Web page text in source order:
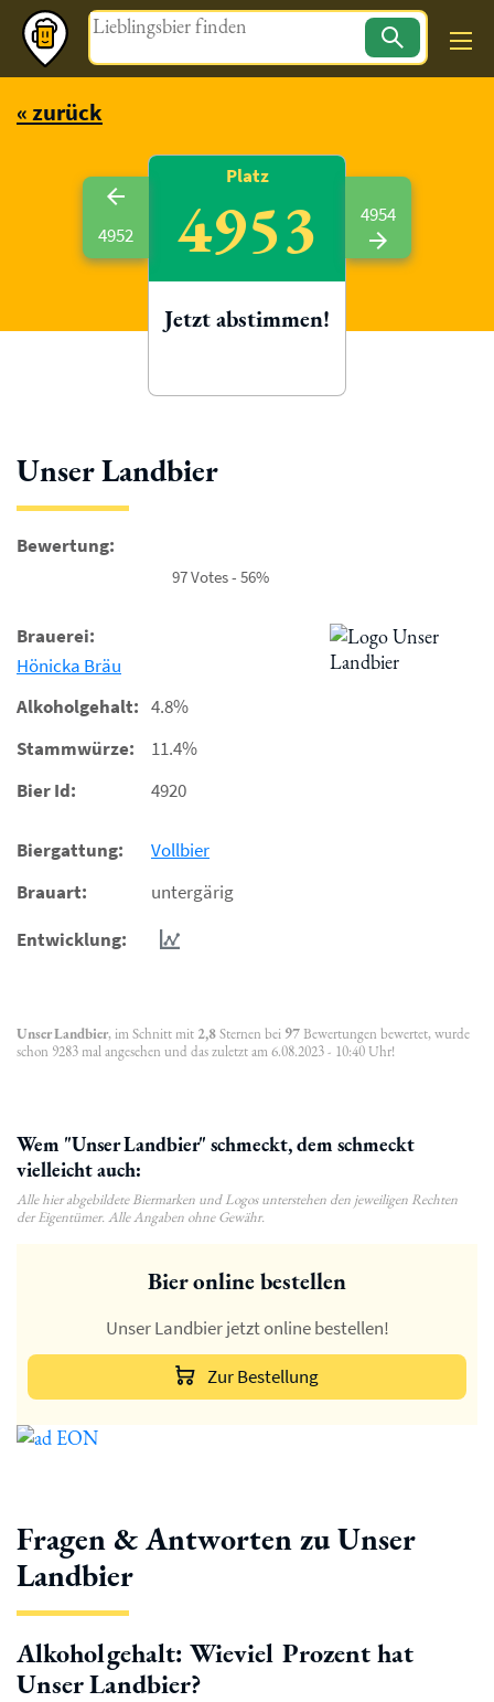
Magazin
« zurück
Unser Landbier
Bewertung:
97 Votes - 56%
Brauerei:
Hönicka Bräu
Alkoholgehalt: 4.8%
Stammwürze:
11.4%
Bier Id:
4920
Biergattung:
Vollbier
Brauart:
untergärig
Entwicklung:
Unser Landbier, im Schnitt mit 2,8Sternen bei 97Bewertungen bewertet, wurde
schon 9283 mal angesehen und das zuletzt am 6.08.2023 - 10:40 Uhr!
Wem "Unser Landbier" schmeckt, dem schmeckt
vielleicht auch:
Alle hier abgebildete Biermarken und Logos unterstehen den jeweiligen Rechten
der Eigentümer. Alle Angaben ohne Gewähr.
4952
Platz
4953
Jetzt abstimmen!
4954
Bier online bestellen
Unser Landbier jetzt online bestellen!
Zur Bestellung
Fragen & Antworten zu Unser
Landbier
Alkoholgehalt: Wieviel Prozent hat
Unser Landbier?